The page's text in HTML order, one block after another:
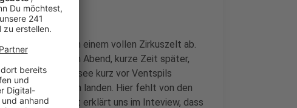
Duisburg neben einem vollen Zirkuszelt ab.
aufgefunden. Am Abend, kurze Zeit später,
der in der Ostsee kurz vor Ventspils
Flughafen landen. Hier fehlt von den
Cockpit erklärt uns im Inteview, dass